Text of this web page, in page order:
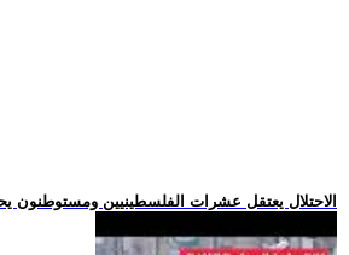
.. الاحتلال يعتقل عشرات الفلسطينيين ومستوطنون